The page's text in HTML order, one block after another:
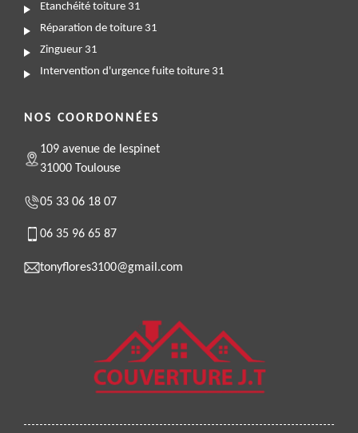
Etanchéité toiture 31
Réparation de toiture 31
Zingueur 31
Intervention d'urgence fuite toiture 31
NOS COORDONNÉES
109 avenue de lespinet
31000 Toulouse
05 33 06 18 07
06 35 96 65 87
tonyflores3100@gmail.com